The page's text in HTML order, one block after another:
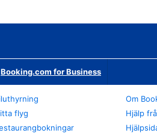
Booking.com for Business
flyg
Om
Hjälp